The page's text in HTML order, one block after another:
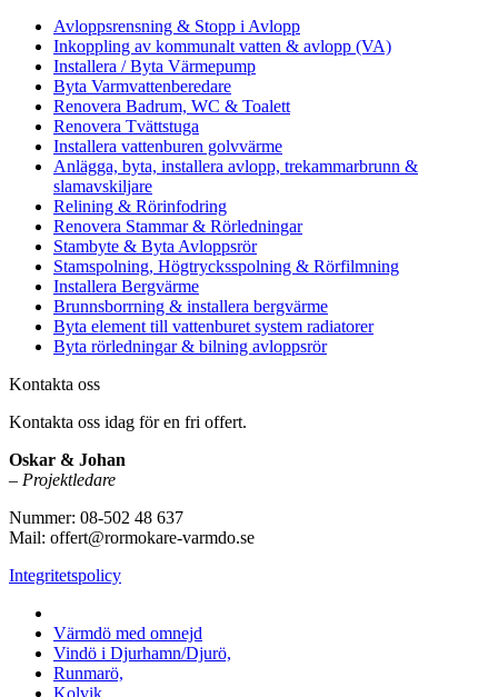
Avloppsrensning & Stopp i Avlopp
Inkoppling av kommunalt vatten & avlopp (VA)
Installera / Byta Värmepump
Byta Varmvattenberedare
Renovera Badrum, WC & Toalett
Renovera Tvättstuga
Installera vattenburen golvvärme
Anlägga, byta, installera avlopp, trekammarbrunn &
slamavskiljare
Relining & Rörinfodring
Renovera Stammar & Rörledningar
Stambyte & Byta Avloppsrör
Stamspolning, Högtrycksspolning & Rörfilmning
Installera Bergvärme
Brunnsborrning & installera bergvärme
Byta element till vattenburet system radiatorer
Byta rörledningar & bilning avloppsrör
Kontakta oss
Kontakta oss idag för en fri offert.
Oskar & Johan
– Projektledare
Nummer: 08-502 48 637
Mail: offert@rormokare-varmdo.se
Integritetspolicy
Värmdö med omnejd
Vindö i Djurhamn/Djurö,
Runmarö,
Kolvik,